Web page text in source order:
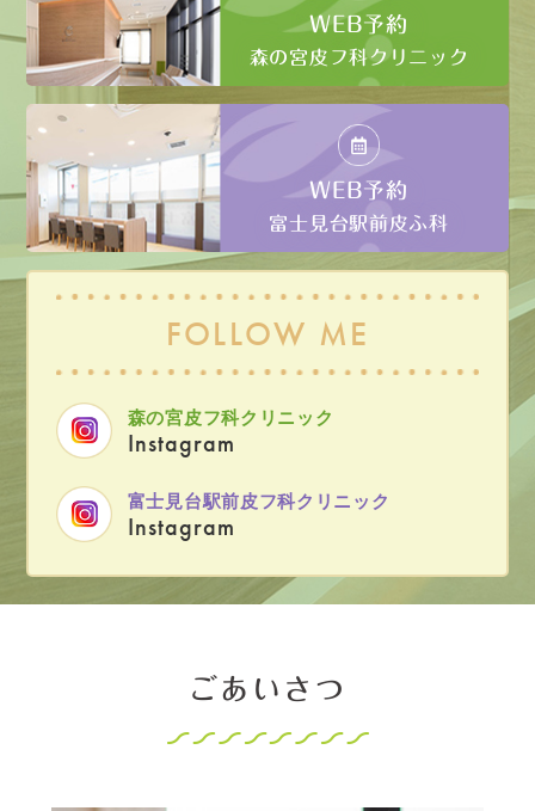
WEB予約
森の宮皮フ科クリニック
WEB予約
富士見台駅前皮ふ科
FOLLOW ME
森の宮皮フ科クリニック
Instagram
富士見台駅前皮フ科クリニック
Instagram
ごあいさつ